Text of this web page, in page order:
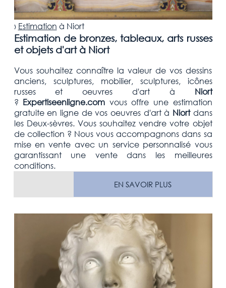
› Estimation à Niort
Estimation de bronzes, tableaux, arts russes
et objets d'art à Niort
Vous souhaitez connaître la valeur de vos dessins
anciens, sculptures, mobilier, sculptures, icônes
russes et oeuvres d'art à
Niort
? Expertiseenligne.com vous offre une estimation
gratuiteen ligne de vos oeuvres d'art à Niort dans
les Deux-sèvres. Vous souhaitez vendre votre objet
de collection ? Nous vous accompagnons dans sa
mise en vente avec un service personnalisé vous
garantissant une vente dans les meilleures
conditions.
EN SAVOIR PLUS